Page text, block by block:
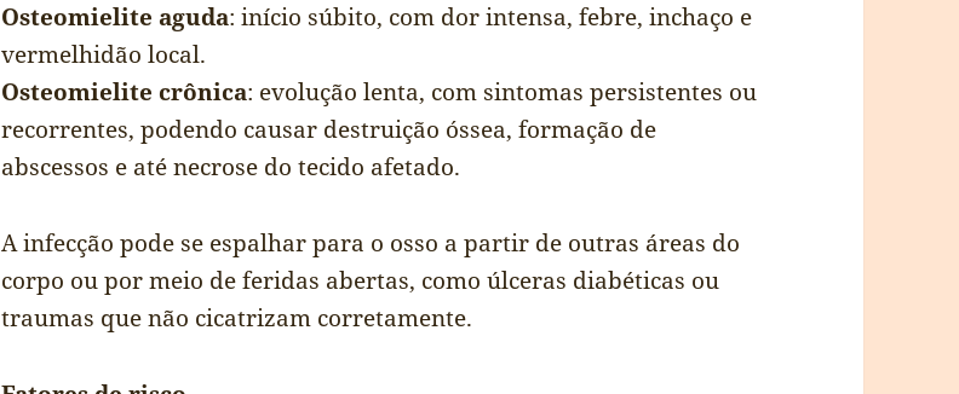
Osteomielite aguda: início súbito, com dor intensa, febre, inchaço e
vermelhidão local.
Osteomielite crônica: evolução lenta, com sintomas persistentes ou
recorrentes, podendo causar destruição óssea, formação de
abscessos e até necrose do tecido afetado.
A infecção pode se espalhar para o osso a partir de outras áreas do
corpo ou por meio de feridas abertas, como úlceras diabéticas ou
traumas que não cicatrizam corretamente.